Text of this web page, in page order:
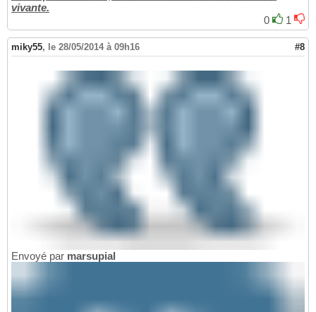
vivante.
0
1
miky55, le 28/05/2014 à 09h16 #8
Envoyé par marsupial